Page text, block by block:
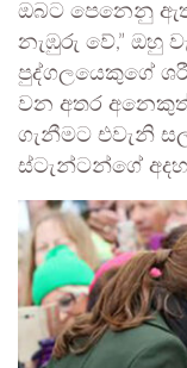
ඔබට පෙනෙනු
නැඹුරු වේ,” ඔහු
පුද්ගලයෙකුගේ
වන අතර අනෙකුත්
ගැනීමට එවැනි
ස්ටැන්ටන්ගේ